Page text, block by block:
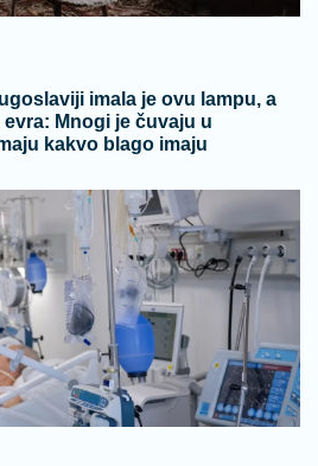
imala je ovu lampu, a
Mnogi je čuvaju u
kakvo blago imaju